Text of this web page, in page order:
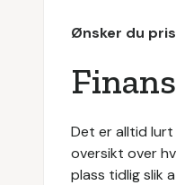
Ønsker du
Det er alltid lurt
oversikt over
plass tidlig slik